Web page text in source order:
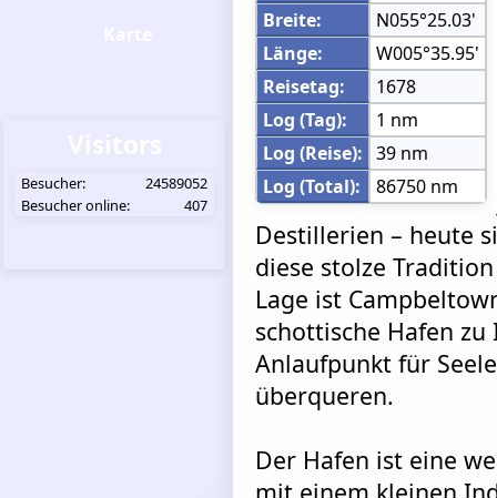
Breite:
N055°25.03'
Länge:
W005°35.95'
Reisetag:
1678
Log (Tag):
1 nm
Log (Reise): 39 nm
Log (Total):
86750 nm
Destillerien – heute
diese stolze
Lage ist
schottische Hafen
Anlaufpunkt für
überqueren.
Der Hafen ist eine
Besucher:
24589052
Besucher online:
407